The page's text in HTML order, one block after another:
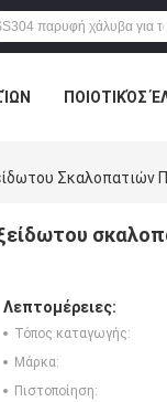
ΠΟΙΟΤΙΚΌΣ
Λεπτομέρειες:
Τόπος καταγωγής:
Μάρκα:
Πιστοποίηση: